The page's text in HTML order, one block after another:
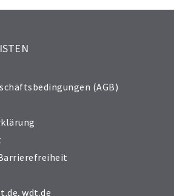
(AGB)
,wdt.de